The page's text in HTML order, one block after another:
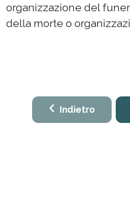
organizzazione del
della morte o
Indietro